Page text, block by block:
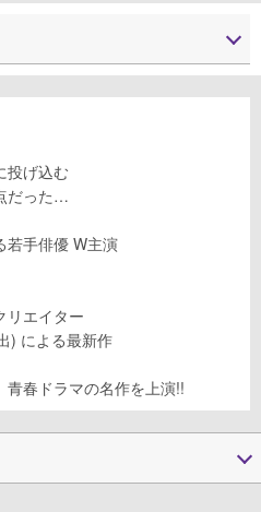
投げ込む
だった…
若手俳優 W主演
リエイター
) による最新作
春ドラマの名作を上演!!